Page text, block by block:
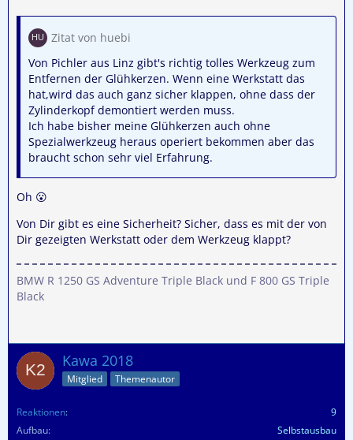
Zitat von huebi
Von Pichler aus Linz gibt's richtig tolles Werkzeug zum
Entfernen der Glühkerzen. Wenn eine Werkstatt das
hat,wird das auch ganz sicher klappen, ohne dass der
Zylinderkopf demontiert werden muss.
Ich habe bisher meine Glühkerzen auch ohne
Spezialwerkzeug heraus operiert bekommen aber das
braucht schon sehr viel Erfahrung.
Oh 😮
Von Dir gibt es eine Sicherheit? Sicher, dass es mit der von
Dir gezeigten Werkstatt oder dem Werkzeug klappt?
BMW R 1250 GS Adventure Triple Black und F 800 GS Triple
Black
Kawa 2018
Mitglied Themenautor
Reaktionen
9
Aufbau
Selbstausbau